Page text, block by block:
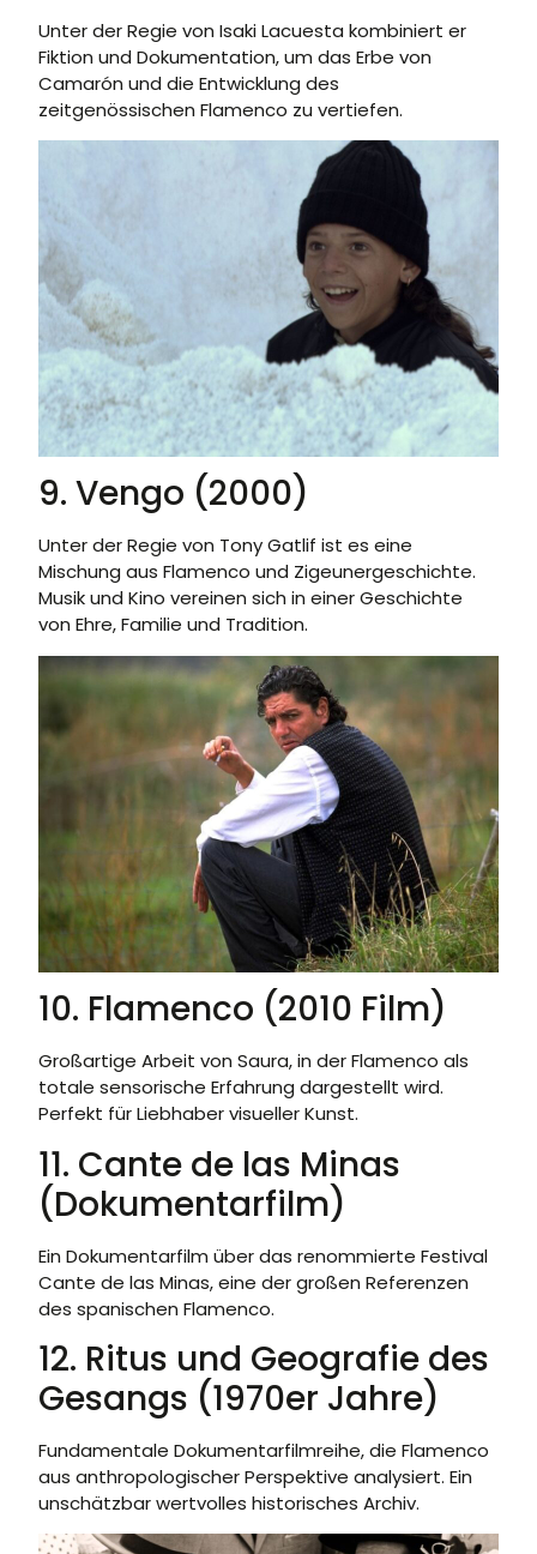
Unter der Regie von Isaki Lacuesta kombiniert er
Fiktion und Dokumentation, um das Erbe von
Camarón und die Entwicklung des
zeitgenössischen Flamenco zu vertiefen.
9. Vengo (2000)
Unter der Regie von Tony Gatlif ist es eine
Mischung aus Flamenco und Zigeunergeschichte.
Musik und Kino vereinen sich in einer Geschichte
von Ehre, Familie und Tradition.
10. Flamenco (2010 Film)
Großartige Arbeit von Saura, in der Flamenco als
totale sensorische Erfahrung dargestellt wird.
Perfekt für Liebhaber visueller Kunst.
11. Cante de las Minas
(Dokumentarfilm)
Ein Dokumentarfilm über das renommierte Festival
Cante de las Minas, eine der großen Referenzen
des spanischen Flamenco.
12. Ritus und Geografie des
Gesangs (1970er Jahre)
Fundamentale Dokumentarfilmreihe, die Flamenco
aus anthropologischer Perspektive analysiert. Ein
unschätzbar wertvolles historisches Archiv.